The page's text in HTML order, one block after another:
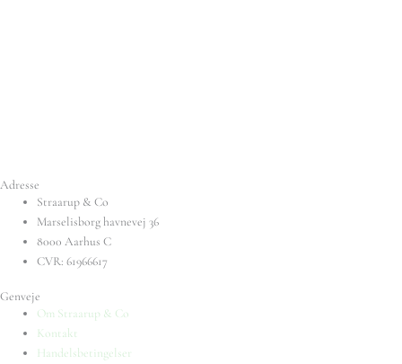
Adresse
Straarup & Co
Marselisborg havnevej 36
8000 Aarhus C
CVR: 61966617
Genveje
Om Straarup & Co
Kontakt
Handelsbetingelser